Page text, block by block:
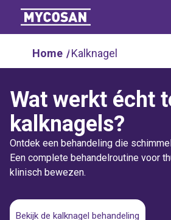
Home /Kalknagel
Wat werkt écht
kalknagels?
Ontdek een behandeling die
Een complete behandelroutine voor
klinisch bewezen.
Bekijk de kalknagel behandeling